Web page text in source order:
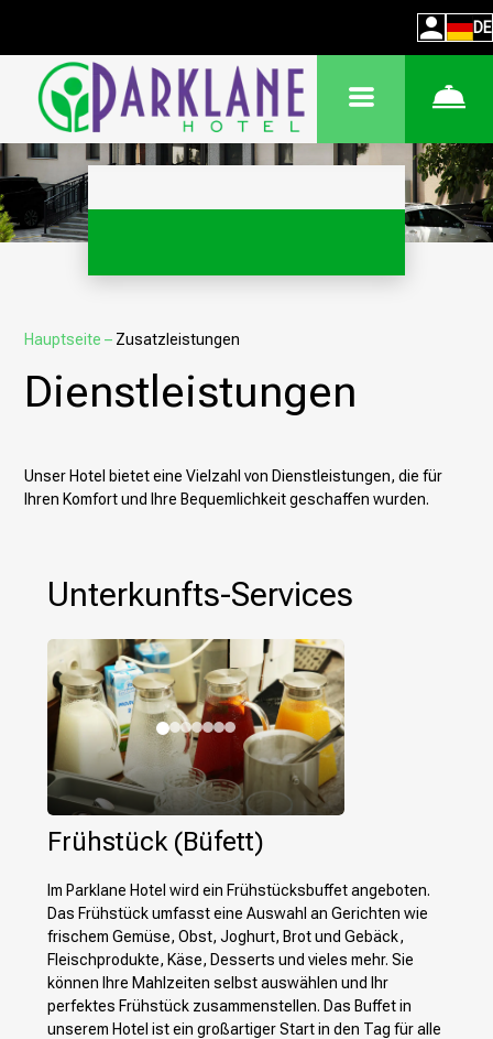
DE
Hauptseite– Zusatzleistungen
Dienstleistungen
Unser Hotel bietet eine Vielzahl von Dienstleistungen, die für
Ihren Komfort und Ihre Bequemlichkeit geschaffen wurden.
Unterkunfts-Services
Frühstück (Büfett)
Im Parklane Hotel wird ein Frühstücksbuffet angeboten.
Das Frühstück umfasst eine Auswahl an Gerichten wie
frischem Gemüse, Obst, Joghurt, Brot und Gebäck,
Fleischprodukte, Käse, Desserts und vieles mehr. Sie
können Ihre Mahlzeiten selbst auswählen und Ihr
perfektes Frühstück zusammenstellen. Das Buffet in
unserem Hotel ist ein großartiger Start in den Tag für alle